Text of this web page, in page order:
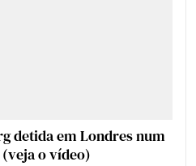
detida em Londres num
o vídeo)